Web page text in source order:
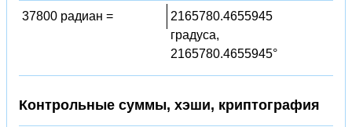
37800 радиан =
2165780.4655945
градуса,
2165780.4655945°
Контрольные суммы, хэши, криптография